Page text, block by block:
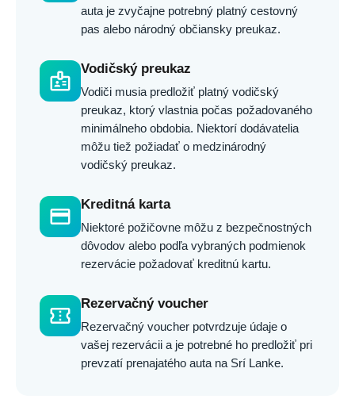
auta je zvyčajne potrebný platný cestovný
pas alebo národný občiansky preukaz.
badge
Vodičský preukaz
Vodiči musia predložiť platný vodičský
preukaz, ktorý vlastnia počas požadovaného
minimálneho obdobia. Niektorí dodávatelia
môžu tiež požiadať o medzinárodný
vodičský preukaz.
credit_card
Kreditná karta
Niektoré požičovne môžu z bezpečnostných
dôvodov alebo podľa vybraných podmienok
rezervácie požadovať kreditnú kartu.
confirmation_number
Rezervačný voucher
Rezervačný voucher potvrdzuje údaje o
vašej rezervácii a je potrebné ho predložiť pri
prevzatí prenajatého auta na Srí Lanke.